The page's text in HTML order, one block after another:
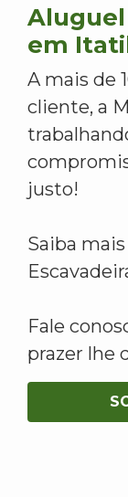
Aluguel
em
A mais de
cliente, a
justo!
Saiba
Fale
prazer lhe